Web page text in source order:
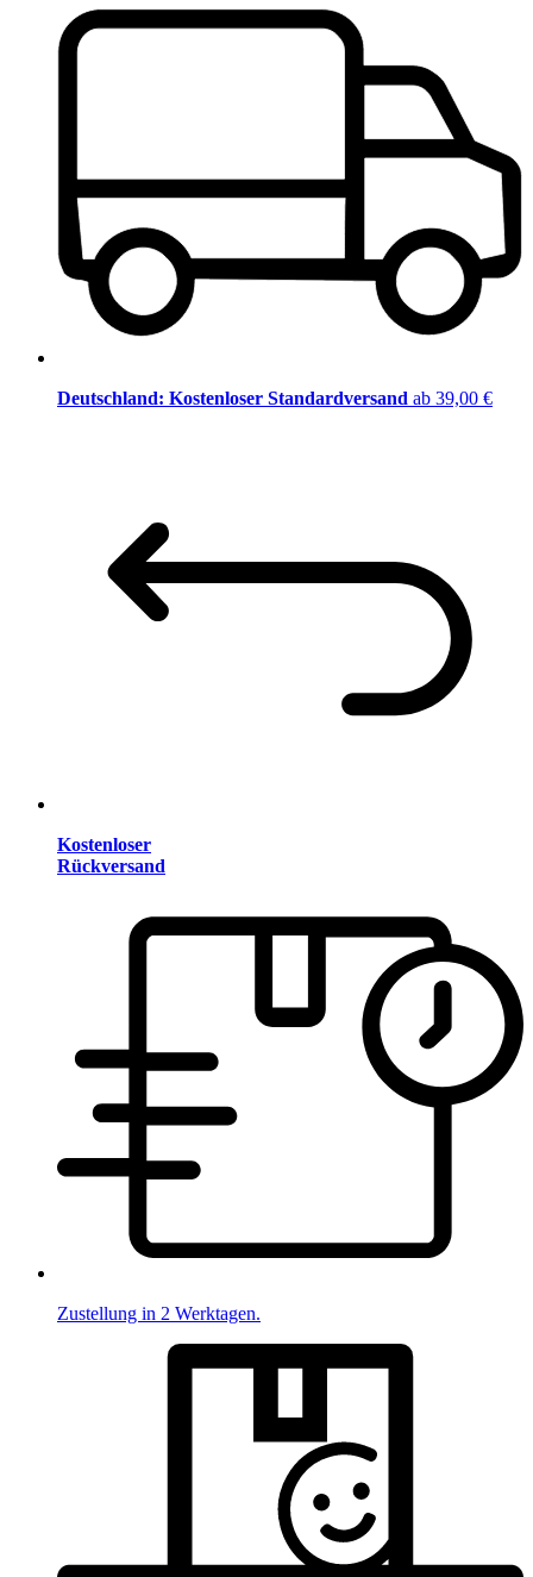
Deutschland: Kostenloser Standardversand ab 39,00 €
Kostenloser
Rückversand
Zustellung in 2 Werktagen.